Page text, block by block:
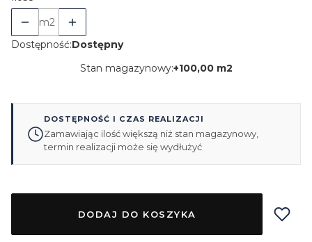
m2
Dostępność:Dostępny
Stan magazynowy:+100,00 m2
DOSTĘPNOŚĆ I CZAS REALIZACJI
Zamawiając ilość większą niż stan magazynowy,
termin realizacji może się wydłużyć
DODAJ DO KOSZYKA